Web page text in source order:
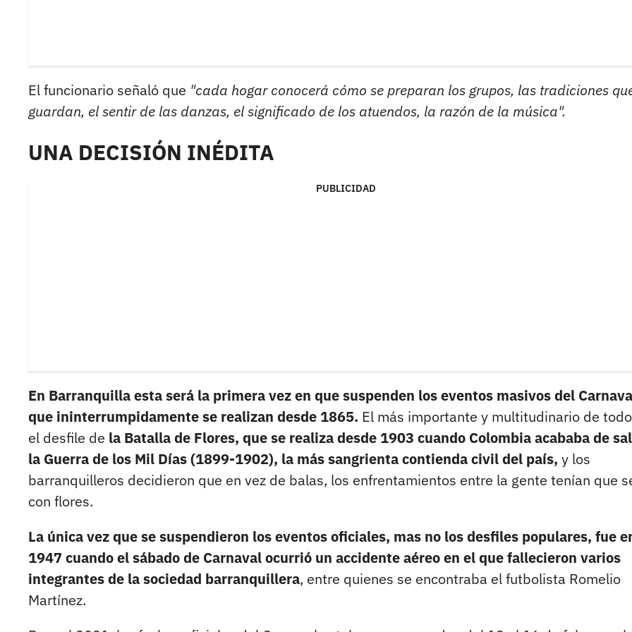
El funcionario señaló que "cada hogar conocerá cómo se preparan los grupos, las tradiciones
guardan, el sentir de las danzas, el significado de los atuendos, la razón de la música".
UNA DECISIÓN INÉDITA
PUBLICIDAD
En Barranquilla esta será la primera vez en que suspenden los eventos masivos del
que ininterrumpidamente se realizan desde 1865. El más importante y multitudinario de
el desfile de la Batalla de Flores, que se realiza desde 1903 cuando Colombia acababa de
la Guerra de los Mil Días (1899-1902), la más sangrienta contienda civil del país, y los
barranquilleros decidieron que en vez de balas, los enfrentamientos entre la gente tenían que
con flores.
La única vez que se suspendieron los eventos oficiales, mas no los desfiles populares, fue
1947 cuando el sábado de Carnaval ocurrió un accidente aéreo en el que fallecieron varios
integrantes de la sociedad barranquillera, entre quienes se encontraba el futbolista Romelio
Martínez.